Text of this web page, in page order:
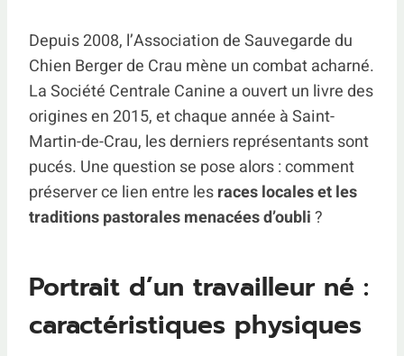
Depuis 2008, l’Association de Sauvegarde du
Chien Berger de Crau mène un combat acharné.
La Société Centrale Canine a ouvert un livre des
origines en 2015, et chaque année à Saint-
Martin-de-Crau, les derniers représentants sont
pucés. Une question se pose alors : comment
préserver ce lien entre lesraces locales et les
traditions pastorales menacées d’oubli?
Portrait d’un travailleur né :
caractéristiques physiques